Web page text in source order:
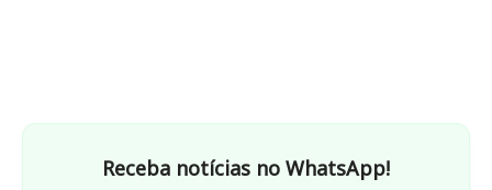
Receba notícias no WhatsApp!